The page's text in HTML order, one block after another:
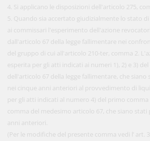
4. Si applicano le disposizioni dell'articolo 275,
5. Quando sia accertato giudizialmente lo stato
ai commissari l'esperimento dell'azione
dall'articolo 67 della legge fallimentare nei
del gruppo di cui all'articolo 210-ter, comma 2.
esperita per gli atti indicati ai numeri 1), 2) e 3)
dell'articolo 67 della legge fallimentare, che siano
nei cinque anni anteriori al provvedimento di
per gli atti indicati al numero 4) del primo comma
comma del medesimo articolo 67, che siano stati
anni anteriori.
(Per le modifiche del presente comma vedi l’ art.